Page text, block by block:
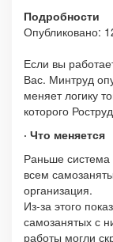
Подробности
Опубликовано:
Если вы
Вас. Минтруд
меняет логику
которого
· Что меняется
Раньше
всем
организация.
Из-за этого
самозанятых с
работы могли